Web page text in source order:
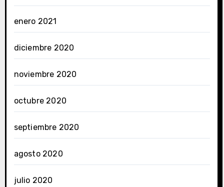
enero 2021
diciembre 2020
noviembre 2020
octubre 2020
septiembre 2020
agosto 2020
julio 2020